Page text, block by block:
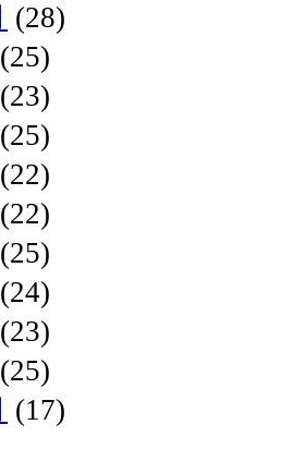
(28)
(25)
(23)
(25)
(22)
(22)
(25)
(24)
(23)
(25)
(17)